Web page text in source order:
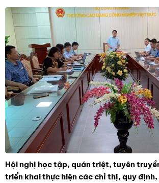
Hội nghị học tập, quán triệt, tuyên
triển khai thực hiện các chỉ thị, quy định,